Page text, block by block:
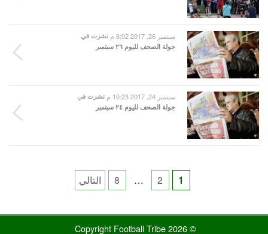
نشرت في سبتمبر 26, 2017 8:02 م
جولة الصحف لليوم ٢٦ سبتمبر
نشرت في سبتمبر 24, 2017 10:23 م
جولة الصحف لليوم ٢٤ سبتمبر
Posts
1
2
…
8 التالي
© 2026 Copyright Football Tribe